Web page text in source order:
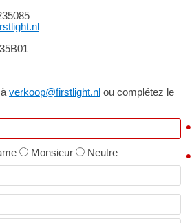
à verkoop@firstlight.nl ou complétez le
•
Monsieur Neutre •